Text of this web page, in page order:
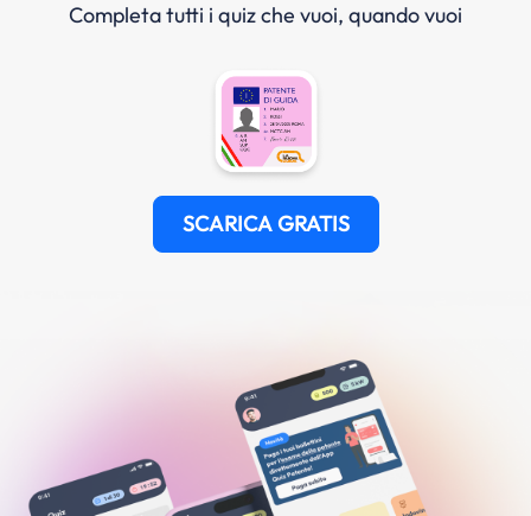
Completa tutti i quiz che vuoi, quando vuoi
SCARICA GRATIS